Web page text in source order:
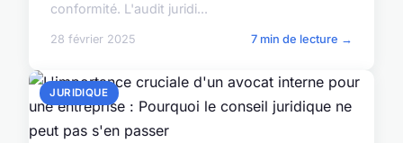
conformité. L'audit juridi...
28 février 2025 7 min de lecture →
JURIDIQUE